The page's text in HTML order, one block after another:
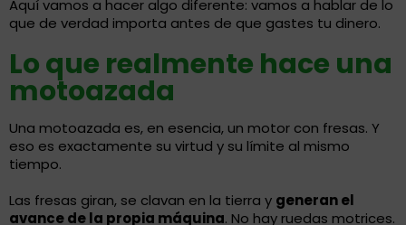
Aquí vamos a hacer algo diferente: vamos a hablar de lo
que de verdad importa antes de que gastes tu dinero.
Lo que realmente hace una
motoazada
Una motoazada es, en esencia, un motor con fresas. Y
eso es exactamente su virtud y su límite al mismo
tiempo.
Las fresas giran, se clavan en la tierra y generan el
avance de la propia máquina. No hay ruedas motrices.